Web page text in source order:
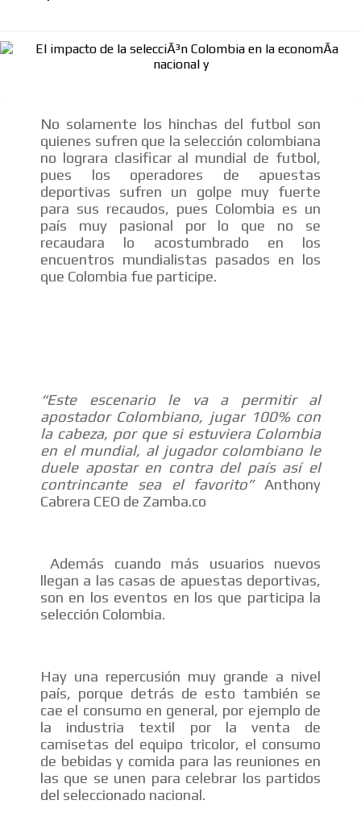
INTERNACIONALES
CONTACTAR
TWITTER
INSTAGRAM
YOUTUBE
ADVERTISEMENT
No solamente los hinchas del futbol son
quienes sufren que la selección colombiana
no lograra clasificar al mundial de futbol,
pues los operadores de apuestas
deportivas sufren un golpe muy fuerte
para sus recaudos, pues Colombia es un
país muy pasional por lo que no se
recaudara lo acostumbrado en los
encuentros mundialistas pasados en los
que Colombia fue participe.
“Este escenario le va a permitir al
apostador Colombiano, jugar 100% con
la cabeza, por que si estuviera Colombia
en el mundial, al jugador colombiano le
duele apostar en contra del país así el
contrincante sea el favorito”Anthony
Cabrera CEO de Zamba.co
Además cuando más usuarios nuevos
llegan a las casas de apuestas deportivas,
son en los eventos en los que participa la
selección Colombia.
Hay una repercusión muy grande a nivel
país, porque detrás de esto también se
cae el consumo en general, por ejemplo de
la industria textil por la venta de
camisetas del equipo tricolor, el consumo
de bebidas y comida para las reuniones en
las que se unen para celebrar los partidos
del seleccionado nacional.